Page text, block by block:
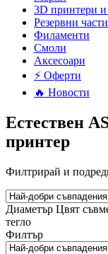
3D принтери и
Резервни
Филаменти
Смоли
Аксесоари
⚡ Оферти
🔥 Новости
Естествен
принтер
Филтрирай и
Диаметър Цвят
тегло
Филтър